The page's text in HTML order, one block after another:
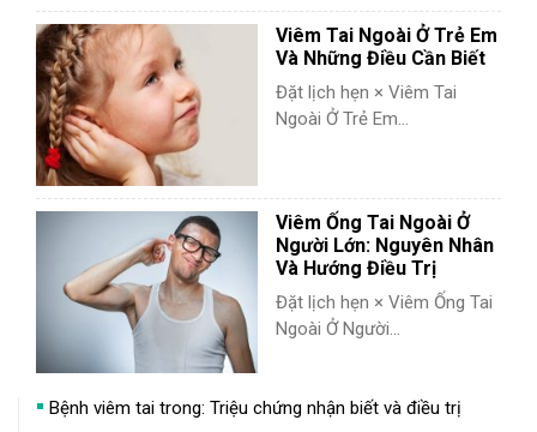
Viêm Tai Ngoài Ở Trẻ Em
Và Những Điều Cần Biết
Đặt lịch hẹn × Viêm Tai
Ngoài Ở Trẻ Em...
Viêm Ống Tai Ngoài Ở
Người Lớn: Nguyên Nhân
Và Hướng Điều Trị
Đặt lịch hẹn × Viêm Ống Tai
Ngoài Ở Người...
Bệnh viêm tai trong: Triệu chứng nhận biết và điều trị